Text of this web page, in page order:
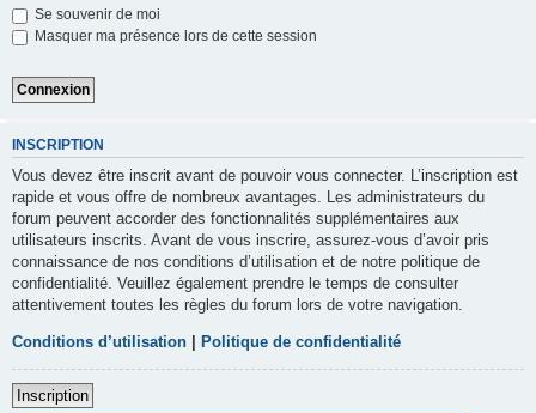
Se souvenir de moi
Masquer ma présence lors de cette session
INSCRIPTION
Vous devez être inscrit avant de pouvoir vous connecter. L’inscription est
rapide et vous offre de nombreux avantages. Les administrateurs du
forum peuvent accorder des fonctionnalités supplémentaires aux
utilisateurs inscrits. Avant de vous inscrire, assurez-vous d’avoir pris
connaissance de nos conditions d’utilisation et de notre politique de
confidentialité. Veuillez également prendre le temps de consulter
attentivement toutes les règles du forum lors de votre navigation.
Conditions d’utilisation Politique de confidentialité
Inscription